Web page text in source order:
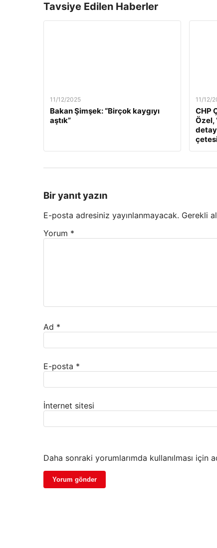
Tavsiye Edilen Haberler
11/12/2025
Bakan Şimşek: “Birçok kaygıyı
aştık”
11/12/
CHP
Özel,
Bir yanıt yazın
E-posta adresiniz yayınlanmayacak. Gerekli
Yorum *
Ad *
E-posta *
İnternet sitesi
Daha sonraki yorumlarımda kullanılması